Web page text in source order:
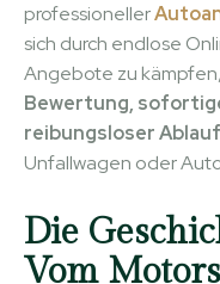
professioneller
sich durch endlose
Angebote zu
Bewertung,
reibungsloser Ablauf
Unfallwagen oder
Die
Vom